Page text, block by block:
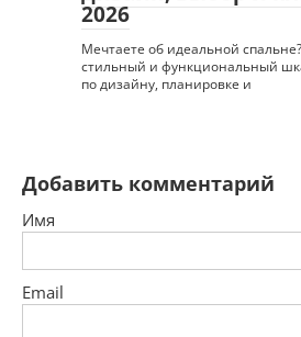
2026
Мечтаете об идеальной
стильный и функциональный
по дизайну, планировке и
Добавить комментарий
Имя
Email